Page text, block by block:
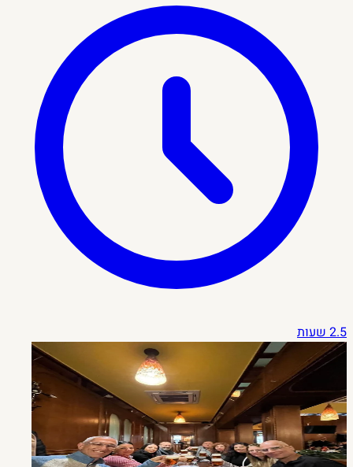
הערים הכי אהובות בעולם.
2.5 שעות